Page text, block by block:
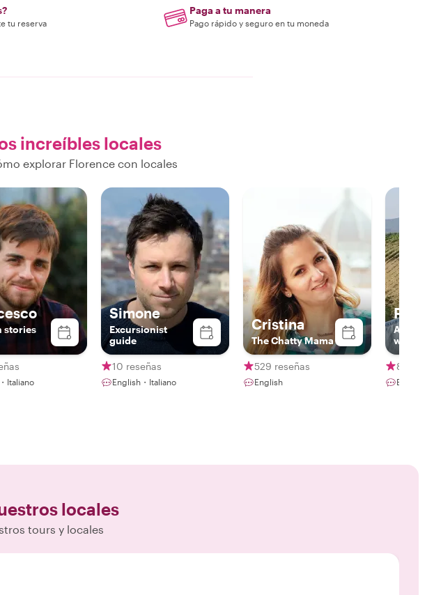
tu reserva
Paga a tu manera
Pago rápido y seguro en tu moneda
increíbles locales
explorar Florence con locales
stories
Italiano
Simone
Excursionist
guide
10 reseñas
English・Italiano
Cristina
The Chatty Mama
529 reseñas
English
Fabio
A
wheels
89
English
locales
tours y locales